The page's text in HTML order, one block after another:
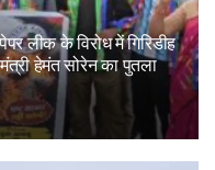
लीक के विरोध में गिरिडीह
हेमंत सोरेन का पुतला